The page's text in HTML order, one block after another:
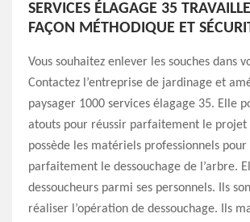
SERVICES ÉLAGAGE 35
FAÇON MÉTHODIQUE ET
Vous souhaitez enlever les souches dans
Contactez l’entreprise de jardinage et
paysager 1000 services élagage 35. Elle
atouts pour réussir parfaitement le projet
possède les matériels professionnels
parfaitement le dessouchage de l’arbre.
dessoucheurs parmi ses personnels. Ils
réaliser l’opération de dessouchage. Ils